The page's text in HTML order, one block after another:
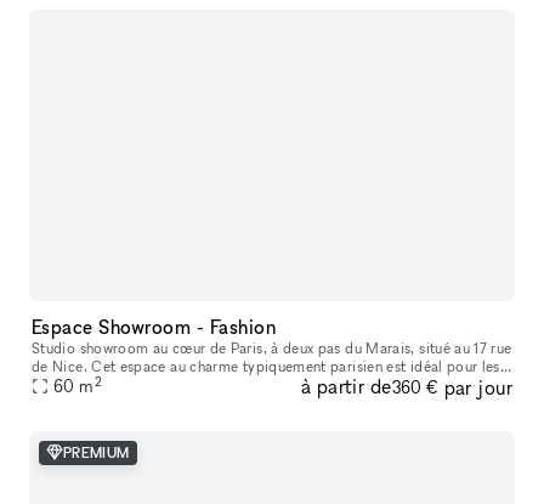
Espace Showroom - Fashion
Studio showroom au cœur de Paris, à deux pas du Marais, situé au 17 rue
de Nice. Cet espace au charme typiquement parisien est idéal pour les
showrooms, présentations de collections, pop-ups et événe
60 m2 à partir de360 € par jour
PREMIUM